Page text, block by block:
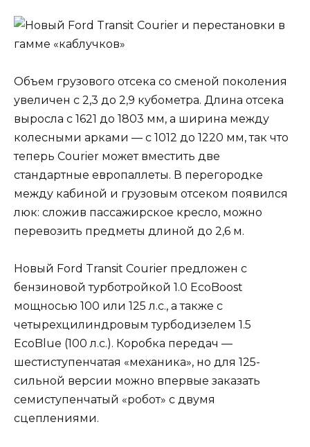
Объем грузового отсека со сменой поколения
увеличен с 2,3 до 2,9 кубометра. Длина отсека
выросла с 1621 до 1803 мм, а ширина между
колесными арками — с 1012 до 1220 мм, так что
теперь Courier может вместить две
стандартные европаллеты. В перегородке
между кабиной и грузовым отсеком появился
люк: сложив пассажирское кресло, можно
перевозить предметы длиной до 2,6 м.
Новый Ford Transit Courier предложен с
бензиновой турботройкой 1.0 EcoBoost
мощносью 100 или 125 л.с., а также с
четырехцилиндровым турбодизелем 1.5
EcoBlue (100 л.с.). Коробка передач —
шестиступенчатая «механика», но для 125-
сильной версии можно впервые заказать
семиступенчатый «робот» с двумя
сцеплениями.